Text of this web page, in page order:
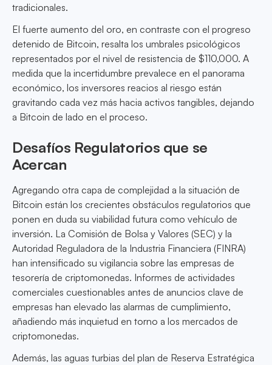
tradicionales.
El fuerte aumento del oro, en contraste con el progreso
detenido de Bitcoin, resalta los umbrales psicológicos
representados por el nivel de resistencia de $110,000. A
medida que la incertidumbre prevalece en el panorama
económico, los inversores reacios al riesgo están
gravitando cada vez más hacia activos tangibles, dejando
a Bitcoin de lado en el proceso.
Desafíos Regulatorios que se
Acercan
Agregando otra capa de complejidad a la situación de
Bitcoin están los crecientes obstáculos regulatorios que
ponen en duda su viabilidad futura como vehículo de
inversión. La Comisión de Bolsa y Valores (SEC) y la
Autoridad Reguladora de la Industria Financiera (FINRA)
han intensificado su vigilancia sobre las empresas de
tesorería de criptomonedas. Informes de actividades
comerciales cuestionables antes de anuncios clave de
empresas han elevado las alarmas de cumplimiento,
añadiendo más inquietud en torno a los mercados de
criptomonedas.
Además, las aguas turbias del plan de Reserva Estratégica